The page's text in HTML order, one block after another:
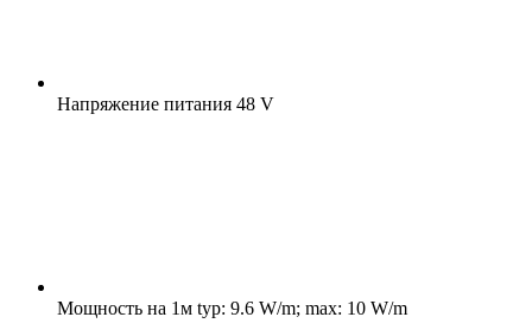
Напряжение питания 48 V
Мощность на 1м typ: 9.6 W/m; max: 10 W/m